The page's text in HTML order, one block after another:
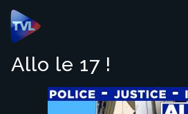
Panneau de gestion des cookies
Allo le 17 !